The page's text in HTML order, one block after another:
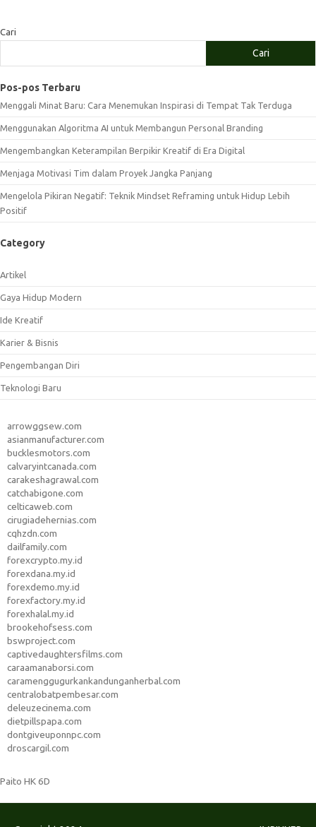
Cari
Cari
Pos-pos Terbaru
Menggali Minat Baru: Cara Menemukan Inspirasi di Tempat Tak Terduga
Menggunakan Algoritma AI untuk Membangun Personal Branding
Mengembangkan Keterampilan Berpikir Kreatif di Era Digital
Menjaga Motivasi Tim dalam Proyek Jangka Panjang
Mengelola Pikiran Negatif: Teknik Mindset Reframing untuk Hidup Lebih
Positif
Category
Artikel
Gaya Hidup Modern
Ide Kreatif
Karier & Bisnis
Pengembangan Diri
Teknologi Baru
arrowggsew.com
asianmanufacturer.com
bucklesmotors.com
calvaryintcanada.com
carakeshagrawal.com
catchabigone.com
celticaweb.com
cirugiadehernias.com
cqhzdn.com
dailfamily.com
forexcrypto.my.id
forexdana.my.id
forexdemo.my.id
forexfactory.my.id
forexhalal.my.id
brookehofsess.com
bswproject.com
captivedaughtersfilms.com
caraamanaborsi.com
caramenggugurkankandunganherbal.com
centralobatpembesar.com
deleuzecinema.com
dietpillspapa.com
dontgiveuponnpc.com
droscargil.com
Paito HK 6D